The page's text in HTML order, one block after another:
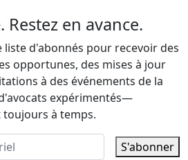
Restez en avance.
liste d'abonnés pour recevoir des
opportunes, des mises à jour
à des événements de la
expérimentés—
à temps.
S'abonner